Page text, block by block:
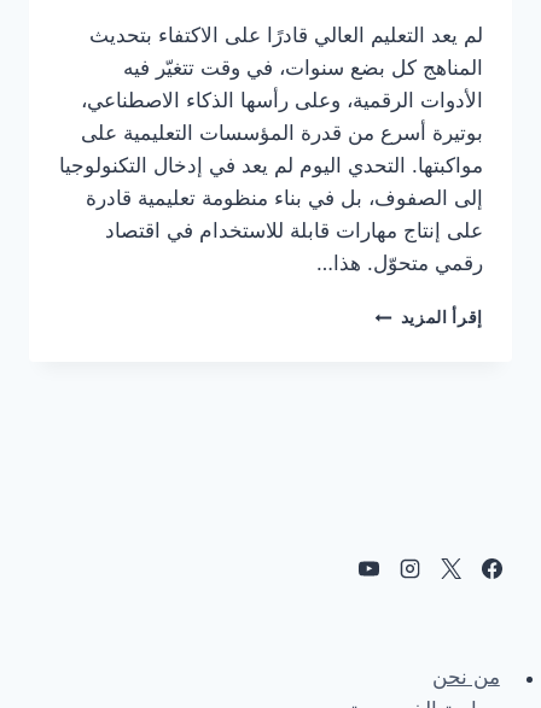
لم يعد التعليم العالي قادرًا على الاكتفاء بتحديث
المناهج كل بضع سنوات، في وقت تتغيّر فيه
الأدوات الرقمية، وعلى رأسها الذكاء الاصطناعي،
بوتيرة أسرع من قدرة المؤسسات التعليمية على
مواكبتها. التحدي اليوم لم يعد في إدخال التكنولوجيا
إلى الصفوف، بل في بناء منظومة تعليمية قادرة
على إنتاج مهارات قابلة للاستخدام في اقتصاد
رقمي متحوّل. هذا…
إقرأ المزيد عندما
من نحن